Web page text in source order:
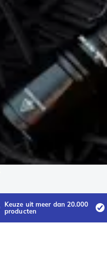
Keuze uit meer dan 20.000
producten